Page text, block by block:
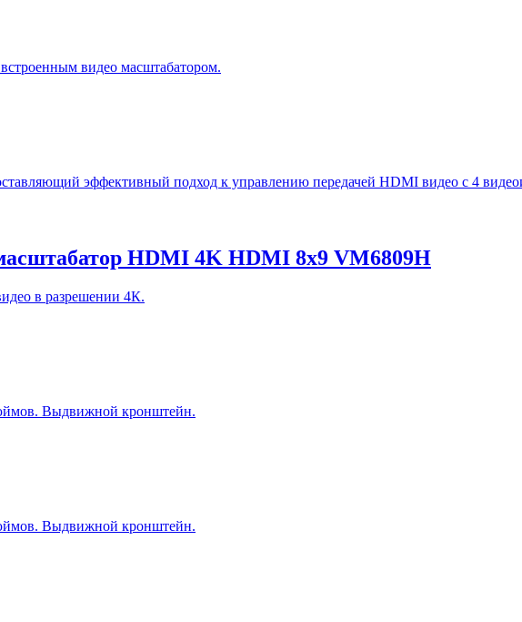
видео масштабатором.
эффективный подход к управлению передачей HDMI видео с 4
HDMI 4K HDMI 8x9 VM6809H
в разрешении 4К.
Выдвижной кронштейн.
Выдвижной кронштейн.